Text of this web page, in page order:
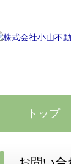
トップ